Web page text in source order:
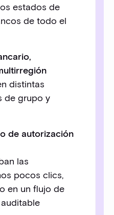
estados de
de todo el
distintas
de grupo y
de autorización
las
pocos clics,
en un flujo de